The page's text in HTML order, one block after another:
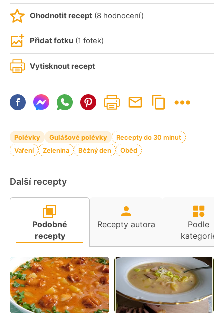
Ohodnotit recept (8 hodnocení)
Přidat fotku (1 fotek)
Vytisknout recept
Polévky Gulášové polévky
Recepty do 30 minut
Vaření
Zelenina Běžný den Oběd
Další recepty
Podobné
recepty
Recepty autora
Podle
kategorie